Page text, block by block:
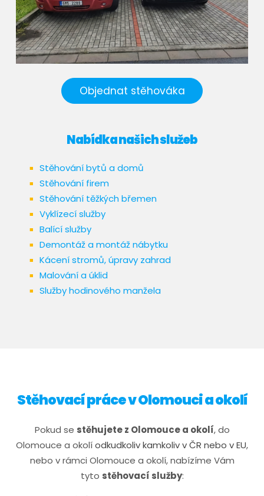
Objednat stěhováka
Nabídka našich služeb
Stěhování bytů a domů
Stěhování firem
Stěhování těžkých břemen
Vyklízecí služby
Balící služby
Demontáž a montáž nábytku
Kácení stromů, úpravy zahrad
Malování a úklid
Služby hodinového manžela
Stěhovací práce v Olomouci a okolí
​​​Pokud se stěhujete z Olomouce a okolí, do
Olomouce a okolíodkudkoliv kamkoliv v ČR nebo v EU,
nebo v rámci Olomouce a okolí, nabízíme Vám
tyto stěhovací služby: